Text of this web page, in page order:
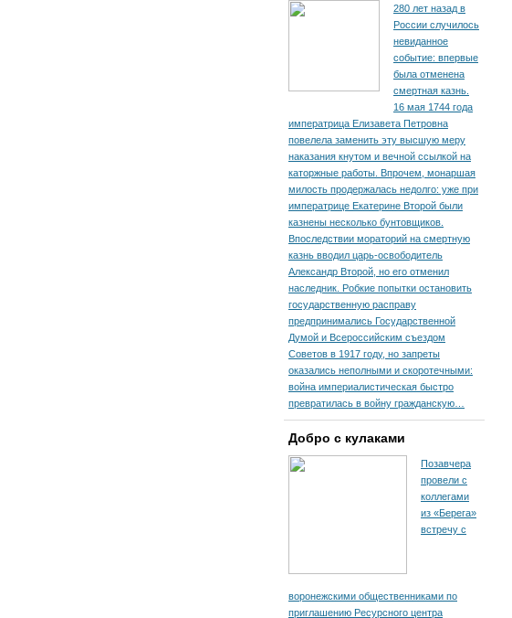
280 лет назад в
России случилось
невиданное
событие: впервые
была отменена
смертная казнь.
16 мая 1744 года
императрица Елизавета Петровна
повелела заменить эту высшую меру
наказания кнутом и вечной ссылкой на
каторжные работы. Впрочем, монаршая
милость продержалась недолго: уже при
императрице Екатерине Второй были
казнены несколько бунтовщиков.
Впоследствии мораторий на смертную
казнь вводил царь-освободитель
Александр Второй, но его отменил
наследник. Робкие попытки остановить
государственную расправу
предпринимались Государственной
Думой и Всероссийским съездом
Советов в 1917 году, но запреты
оказались неполными и скоротечными:
война империалистическая быстро
превратилась в войну гражданскую…
Добро с кулаками
Позавчера
провели с
коллегами
из «Берега»
встречу с
воронежскими общественниками по
приглашению Ресурсного центра